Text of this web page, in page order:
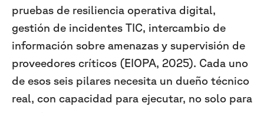
pruebas de resiliencia operativa digital,
gestión de incidentes TIC, intercambio de
información sobre amenazas y supervisión de
proveedores críticos (EIOPA, 2025). Cada uno
de esos seis pilares necesita un dueño técnico
real, con capacidad para ejecutar, no solo para